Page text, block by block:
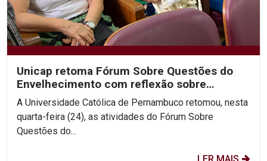
Unicap retoma Fórum Sobre Questões do
Envelhecimento com reflexão sobre
Ecologia Integral
A Universidade Católica de Pernambuco retomou, nesta
quarta-feira (24), as atividades do Fórum Sobre
Questões do...
LER MAIS